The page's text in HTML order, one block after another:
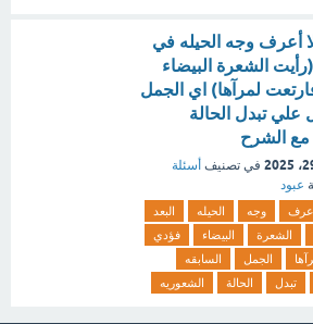
أعرف وجه الحيله في
الشعرة البيضاء
لمرآها) اي الجمل
علي تبدل الحالة
مع الشرح
في تصنيف أسئلة
عبود
وجه الحيله
البعد
الشعرة البيضاء
فؤدي
الجمل
السابقه
تبدل الحالة الشعوريه